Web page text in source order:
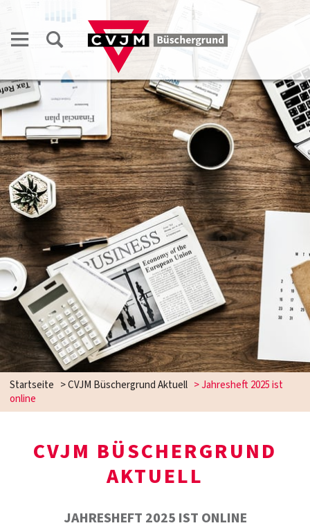
Startseite >CVJM Büschergrund Aktuell >Jahresheft 2025 ist
online
CVJM BÜSCHERGRUND
AKTUELL
JAHRESHEFT 2025 IST ONLINE